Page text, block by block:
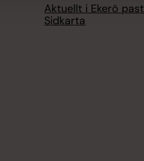
Aktuellt i Ekerö
Sidkarta